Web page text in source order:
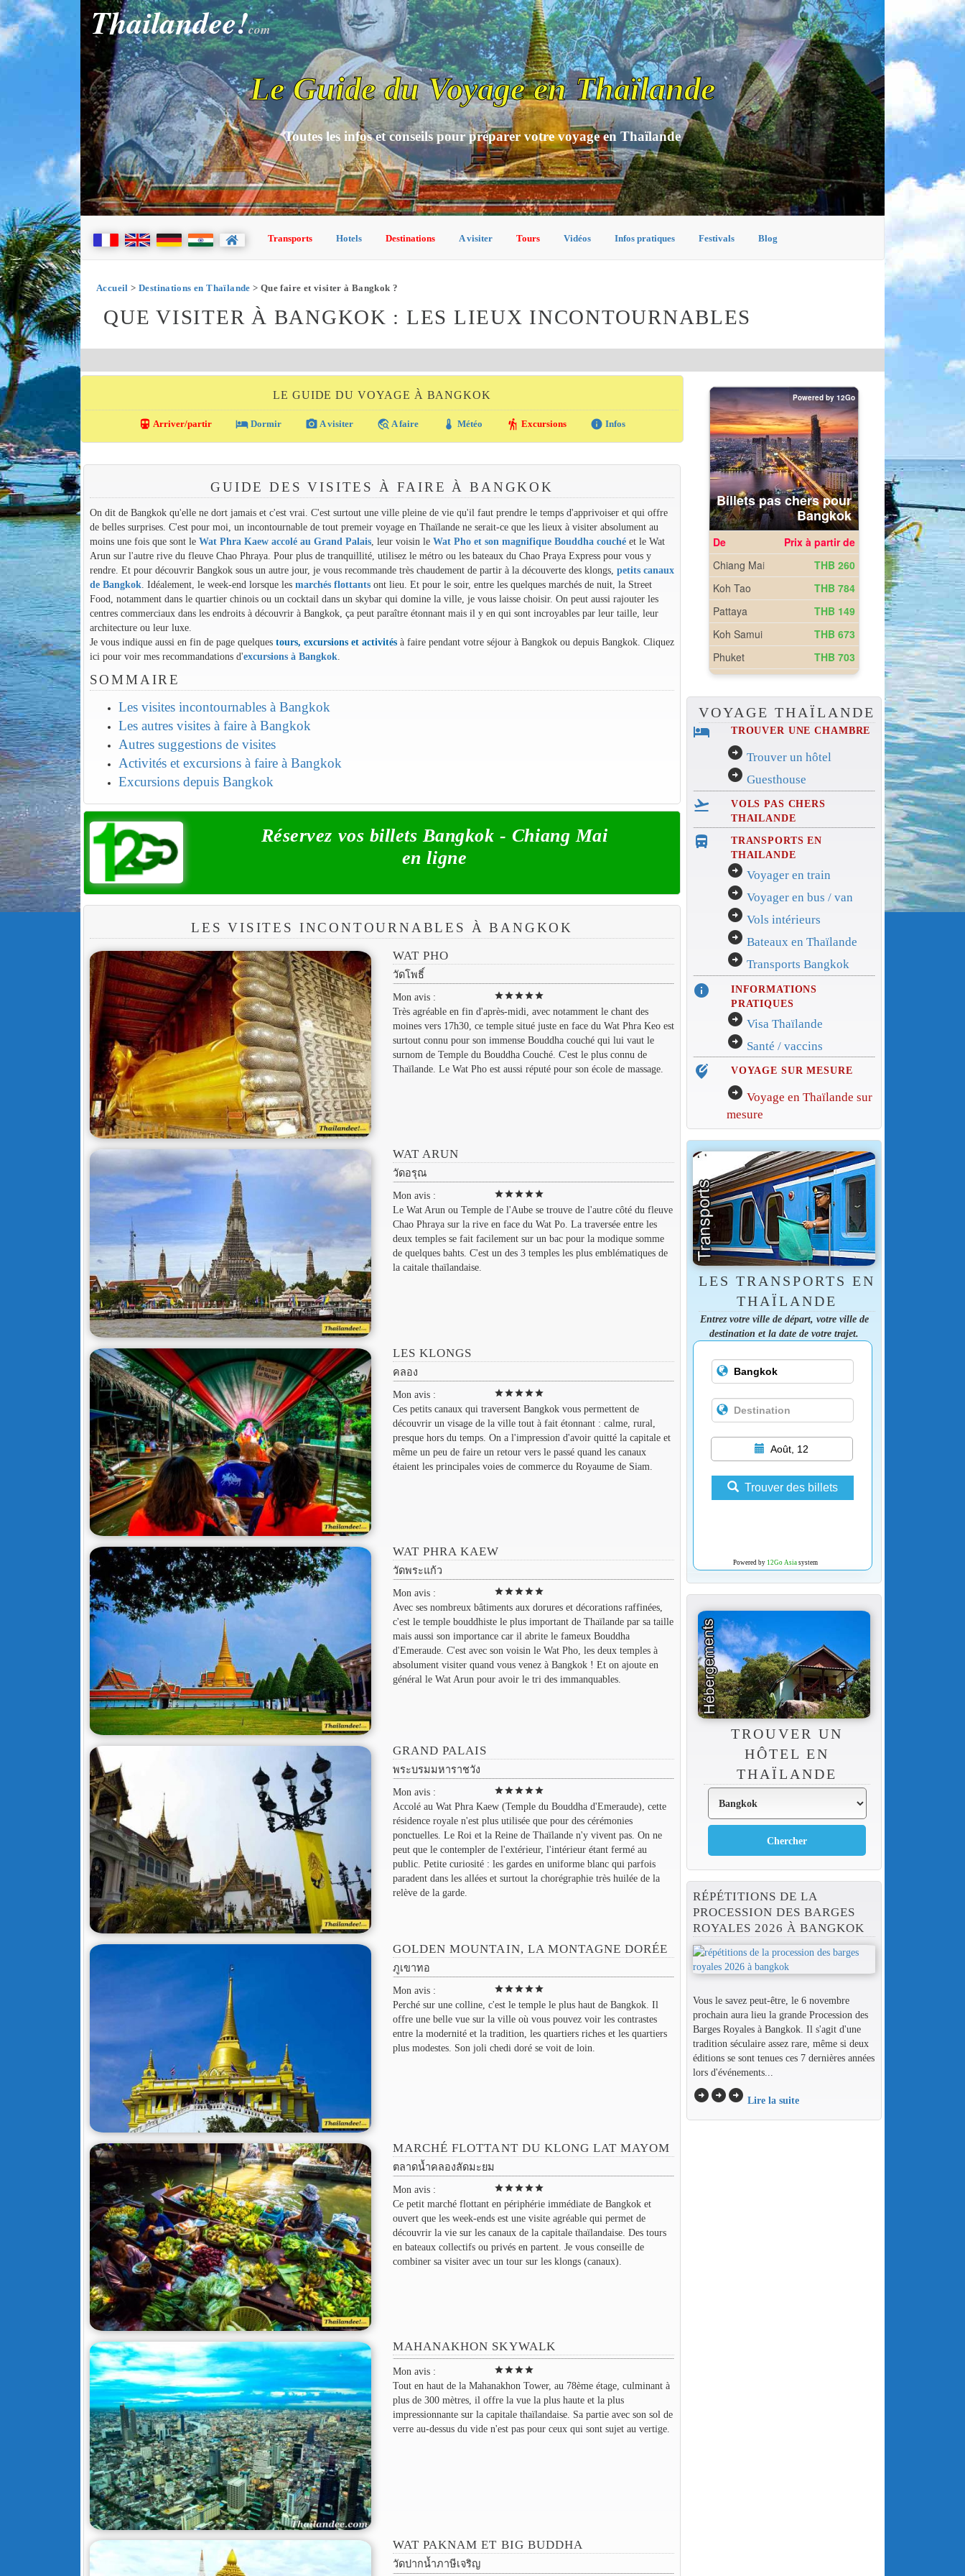
Thailandee!com
Le Guide du Voyage en Thaïlande
Toutes les infos et conseils pour préparer votre voyage en Thaïlande
Transports Hotels Destinations A visiter Tours Vidéos Infos pratiques Festivals Blog
Accueil > Destinations en Thaïlande > Que faire et visiter à Bangkok ?
QUE VISITER À BANGKOK : LES LIEUX INCONTOURNABLES
LE GUIDE DU VOYAGE À BANGKOK
directions_transit Arriver/partir local_hotel Dormir photo_camera A visiter travel_explore A faire thermostat Météo hiking Excursions info Infos
GUIDE DES VISITES À FAIRE À BANGKOK
On dit de Bangkok qu'elle ne dort jamais et c'est vrai. C'est surtout une ville pleine de vie qu'il faut prendre le temps d'apprivoiser et qui offre
de belles surprises. C'est pour moi, un incontournable de tout premeir voyage en Thaïlande ne serait-ce que les lieux à visiter absolument au
moins une fois que sont le Wat Phra Kaew accolé au Grand Palais, leur voisin le Wat Pho et son magnifique Bouddha couchéet le Wat
Arun sur l'autre rive du fleuve Chao Phraya. Pour plus de tranquillité, utilisez le métro ou les bateaux du Chao Praya Express pour vous y
rendre. Et pour découvrir Bangkok sous un autre jour, je vous recommande très chaudement de partir à la découverte des klongs, petits canaux
de Bangkok. Idéalement, le week-end lorsque les marchés flottantsont lieu. Et pour le soir, entre les quelques marchés de nuit, la Street
Food, notamment dans le quartier chinois ou un cocktail dans un skybar qui domine la ville, je vous laisse choisir. On peut aussi rajouter les
centres commerciaux dans les endroits à découvrir à Bangkok, ça peut paraître étonnant mais il y en qui sont incroyables par leur taille, leur
architecture ou leur luxe.
Je vous indique aussi en fin de page quelques tours, excursions et activitésà faire pendant votre séjour à Bangkok ou depuis Bangkok. Cliquez
ici pour voir mes recommandations d'excursions à Bangkok.
SOMMAIRE
Les visites incontournables à Bangkok
Les autres visites à faire à Bangkok
Autres suggestions de visites
Activités et excursions à faire à Bangkok
Excursions depuis Bangkok
Réservez vos billets Bangkok - Chiang Mai
en ligne
LES VISITES INCONTOURNABLES À BANGKOK
WAT PHO
วัดโพธิ์
Mon avis :
starstarstarstarstar
Très agréable en fin d'après-midi, avec notamment le chant des
moines vers 17h30, ce temple situé juste en face du Wat Phra Keo est
surtout connu pour son immense Bouddha couché qui lui vaut le
surnom de Temple du Bouddha Couché. C'est le plus connu de
Thaïlande. Le Wat Pho est aussi réputé pour son école de massage.
WAT ARUN
วัดอรุณ
Mon avis :
starstarstarstarstar
Le Wat Arun ou Temple de l'Aube se trouve de l'autre côté du fleuve
Chao Phraya sur la rive en face du Wat Po. La traversée entre les
deux temples se fait facilement sur un bac pour la modique somme
de quelques bahts. C'est un des 3 temples les plus emblématiques de
la caitale thaïlandaise.
LES KLONGS
คลอง
Mon avis :
starstarstarstarstar
Ces petits canaux qui traversent Bangkok vous permettent de
découvrir un visage de la ville tout à fait étonnant : calme, rural,
presque hors du temps. On a l'impression d'avoir quitté la capitale et
même un peu de faire un retour vers le passé quand les canaux
étaient les principales voies de commerce du Royaume de Siam.
WAT PHRA KAEW
วัดพระแก้ว
Mon avis :
starstarstarstarstar
Avec ses nombreux bâtiments aux dorures et décorations raffinées,
c'est le temple bouddhiste le plus important de Thaïlande par sa taille
mais aussi son importance car il abrite le fameux Bouddha
d'Emeraude. C'est avec son voisin le Wat Pho, les deux temples à
absolument visiter quand vous venez à Bangkok ! Et on ajoute en
général le Wat Arun pour avoir le tri des immanquables.
GRAND PALAIS
พระบรมมหาราชวัง
Mon avis :
starstarstarstarstar
Accolé au Wat Phra Kaew (Temple du Bouddha d'Emeraude), cette
résidence royale n'est plus utilisée que pour des cérémonies
ponctuelles. Le Roi et la Reine de Thaïlande n'y vivent pas. On ne
peut que le contempler de l'extérieur, l'intérieur étant fermé au
public. Petite curiosité : les gardes en uniforme blanc qui parfois
paradent dans les allées et surtout la chorégraphie très huilée de la
relève de la garde.
GOLDEN MOUNTAIN, LA MONTAGNE DORÉE
ภูเขาทอ
Mon avis :
starstarstarstarstar
Perché sur une colline, c'est le temple le plus haut de Bangkok. Il
offre une belle vue sur la ville où vous pouvez voir les contrastes
entre la modernité et la tradition, les quartiers riches et les quartiers
plus modestes. Son joli chedi doré se voit de loin.
MARCHÉ FLOTTANT DU KLONG LAT MAYOM
ตลาดน้ำคลองลัดมะยม
Mon avis :
starstarstarstarstar
Ce petit marché flottant en périphérie immédiate de Bangkok et
ouvert que les week-ends est une visite agréable qui permet de
découvrir la vie sur les canaux de la capitale thaïlandaise. Des tours
en bateaux collectifs ou privés en partent. Je vous conseille de
combiner sa visiter avec un tour sur les klongs (canaux).
MAHANAKHON SKYWALK
Mon avis : starstarstarstar
Tout en haut de la Mahanakhon Tower, au 78ème étage, culminant à
plus de 300 mètres, il offre la vue la plus haute et la plus
impressionnante sur la capitale thaïlandaise. Sa partie avec son sol de
verre au-dessus du vide n'est pas pour ceux qui sont sujet au vertige.
WAT PAKNAM ET BIG BUDDHA
วัดปากน้ำภาษีเจริญ
VOYAGE THAÏLANDE
hotel TROUVER UNE CHAMBRE
arrow_circle_right Trouver un hôtel
arrow_circle_right Guesthouse
flight_takeoff
VOLS PAS CHERS
THAILANDE
directions_bus_filled
TRANSPORTS EN
THAILANDE
arrow_circle_right Voyager en train
arrow_circle_right Voyager en bus / van
arrow_circle_right Vols intérieurs
arrow_circle_right Bateaux en Thaïlande
arrow_circle_right Transports Bangkok
info
INFORMATIONS
PRATIQUES
arrow_circle_right Visa Thaïlande
arrow_circle_right Santé / vaccins
edit_location_alt VOYAGE SUR MESURE
arrow_circle_right Voyage en Thaïlande sur
mesure
LES TRANSPORTS EN
THAÏLANDE
Entrez votre ville de départ, votre ville de
destination et la date de votre trajet.
Août, 12
Trouver des billets
Powered by 12Go Asiasystem
TROUVER UN
HÔTEL EN
THAÏLANDE
RÉPÉTITIONS DE LA
PROCESSION DES BARGES
ROYALES 2026 À BANGKOK
Vous le savez peut-être, le 6 novembre
prochain aura lieu la grande Procession des
Barges Royales à Bangkok. Il s'agit d'une
tradition séculaire assez rare, même si deux
éditions se sont tenues ces 7 dernières années
lors d'événements...
arrow_circle_rightarrow_circle_rightarrow_circle_right Lire la suite